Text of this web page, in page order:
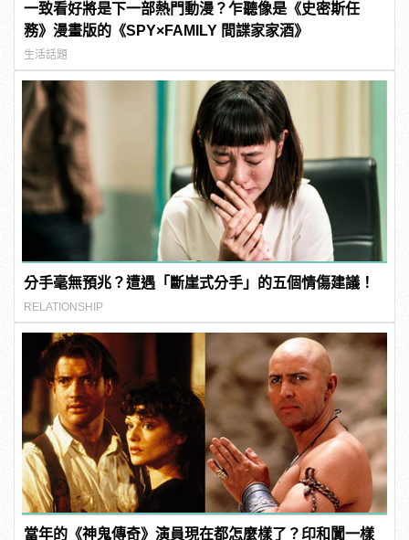
一致看好將是下一部熱門動漫？乍聽像是《史密斯任
務》漫畫版的《SPY×FAMILY 間諜家家酒》
生活話題
分手毫無預兆？遭遇「斷崖式分手」的五個情傷建議！
RELATIONSHIP
當年的《神鬼傳奇》演員現在都怎麼樣了？印和闐一樣